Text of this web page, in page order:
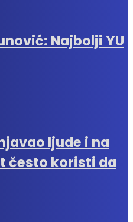
Najbolji YU
ljude i na
često koristi da